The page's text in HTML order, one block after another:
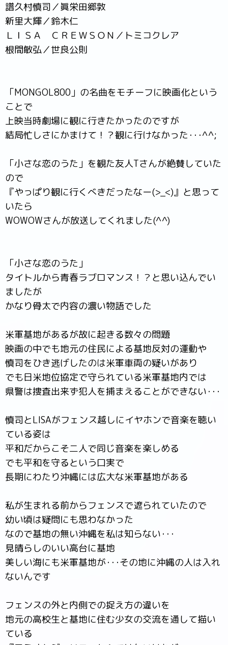
譜久村慎司／眞栄田郷敦
新里大輝／鈴木仁
ＬＩＳＡ ＣＲＥＷＳＯＮ／トミコクレア
根間敏弘／世良公則
「MONGOL800」の名曲をモチーフに映画化という
ことで
上映当時劇場に観に行きたかったのですが
結局忙しさにかまけて！？観に行けなかった･･･^^;
「小さな恋のうた」を観た友人Tさんが絶賛していた
ので
『やっぱり観に行くべきだったなー(>_<)』と思って
いたら
WOWOWさんが放送してくれました(^^)
「小さな恋のうた」
タイトルから青春ラブロマンス！？と思い込んでい
ましたが
かなり骨太で内容の濃い物語でした
米軍基地があるが故に起きる数々の問題
映画の中でも地元の住民による基地反対の運動や
慎司をひき逃げしたのは米軍車両の疑いがあり
でも日米地位協定で守られている米軍基地内では
県警は捜査出来ず犯人を捕まえることができない･･･
慎司とLISAがフェンス越しにイヤホンで音楽を聴い
ている姿は
平和だからこそ二人で同じ音楽を楽しめる
でも平和を守るという口実で
長期にわたり沖縄には広大な米軍基地がある
私が生まれる前からフェンスで遮られていたので
幼い頃は疑問にも思わなかった
なので基地の無い沖縄を私は知らない･･･
見晴らしのいい高台に基地
美しい海にも米軍基地が･･･その地に沖縄の人は入れ
ないんです
フェンスの外と内側での捉え方の違いを
地元の高校生と基地に住む少女の交流を通して描い
ている